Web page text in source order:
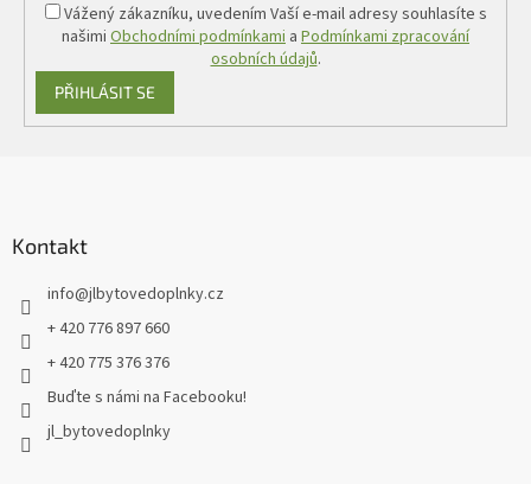
Vážený zákazníku, uvedením Vaší e-mail adresy souhlasíte s
našimi Obchodními podmínkami a Podmínkami zpracování
osobních údajů.
PŘIHLÁSIT SE
Kontakt
info@jlbytovedoplnky.cz
+ 420 776 897 660
+ 420 775 376 376
Buďte s námi na Facebooku!
jl_bytovedoplnky